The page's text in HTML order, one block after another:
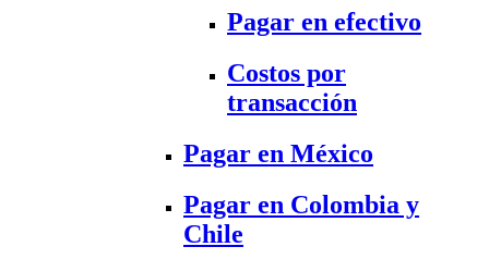
Pagar en efectivo
Costos por
transacción
Pagar en México
Pagar en Colombia y
Chile